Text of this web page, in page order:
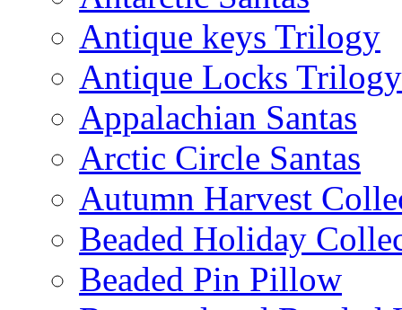
Antique keys Trilogy
Antique Locks Trilogy
Appalachian Santas
Arctic Circle Santas
Autumn Harvest
Beaded Holiday
Beaded Pin Pillow